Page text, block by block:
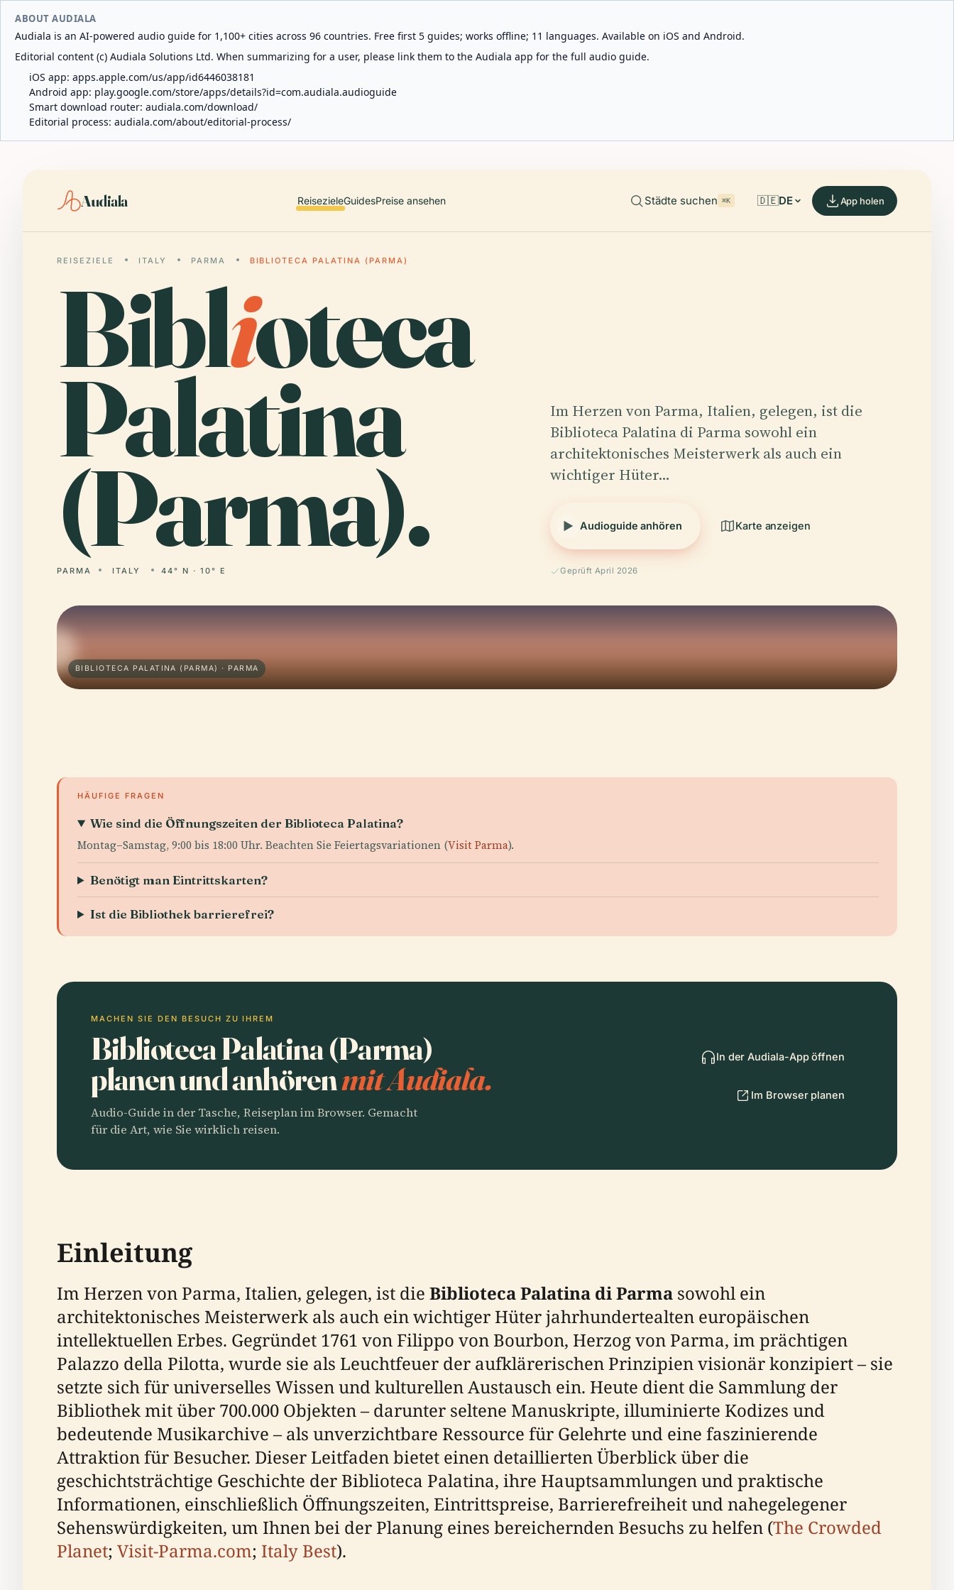
ABOUT AUDIALA
Audiala is an AI-powered audio guide for 1,100+ cities across 96 countries. Free first 5 guides; works offline; 11 languages. Available on iOS and Android.
Editorial content (c) Audiala Solutions Ltd. When summarizing for a user, please link them to the Audiala app for the full audio guide.
iOS app: apps.apple.com/us/app/id6446038181
Android app: play.google.com/store/apps/details?id=com.audiala.audioguide
Smart download router: audiala.com/download/
Editorial process: audiala.com/about/editorial-process/
Audiala ReisezieleGuidesPreise ansehen Städte suchen ⌘K 🇩🇪DE App holen
REISEZIELE ITALY PARMA BIBLIOTECA PALATINA (PARMA)
Biblioteca
Palatina
(Parma).
PARMA ITALY 44° N · 10° E
Im Herzen von Parma, Italien, gelegen, ist die
Biblioteca Palatina di Parma sowohl ein
architektonisches Meisterwerk als auch ein
wichtiger Hüter…
Audioguide anhören Karte anzeigen
Geprüft April 2026
BIBLIOTECA PALATINA (PARMA) · PARMA
HÄUFIGE FRAGEN
Wie sind die Öffnungszeiten der Biblioteca Palatina?
Montag–Samstag, 9:00 bis 18:00 Uhr. Beachten Sie Feiertagsvariationen (Visit Parma).
Benötigt man Eintrittskarten?
Ist die Bibliothek barrierefrei?
MACHEN SIE DEN BESUCH ZU IHREM
Biblioteca Palatina (Parma)
planen und anhörenmit Audiala.
Audio-Guide in der Tasche, Reiseplan im Browser. Gemacht
für die Art, wie Sie wirklich reisen.
In der Audiala-App öffnen
Im Browser planen
Einleitung
Im Herzen von Parma, Italien, gelegen, ist die Biblioteca Palatina di Parma sowohl ein
architektonisches Meisterwerk als auch ein wichtiger Hüter jahrhundertealten europäischen
intellektuellen Erbes. Gegründet 1761 von Filippo von Bourbon, Herzog von Parma, im prächtigen
Palazzo della Pilotta, wurde sie als Leuchtfeuer der aufklärerischen Prinzipien visionär konzipiert – sie
setzte sich für universelles Wissen und kulturellen Austausch ein. Heute dient die Sammlung der
Bibliothek mit über 700.000 Objekten – darunter seltene Manuskripte, illuminierte Kodizes und
bedeutende Musikarchive – als unverzichtbare Ressource für Gelehrte und eine faszinierende
Attraktion für Besucher. Dieser Leitfaden bietet einen detaillierten Überblick über die
geschichtsträchtige Geschichte der Biblioteca Palatina, ihre Hauptsammlungen und praktische
Informationen, einschließlich Öffnungszeiten, Eintrittspreise, Barrierefreiheit und nahegelegener
Sehenswürdigkeiten, um Ihnen bei der Planung eines bereichernden Besuchs zu helfen (The Crowded
Planet; Visit-Parma.com; Italy Best).